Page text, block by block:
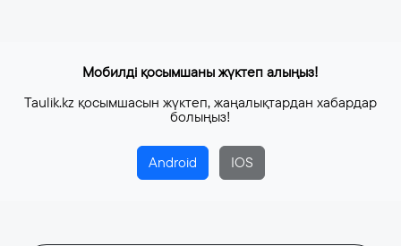
Мобилді қосымшаны жүктеп алыңыз!
Taulik.kz қосымшасын жүктеп, жаңалықтардан хабардар
болыңыз!
Android IOS